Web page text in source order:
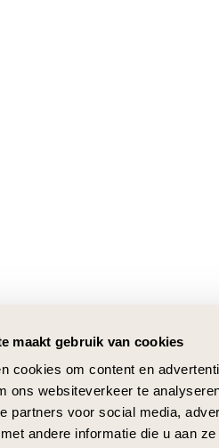
maakt gebruik van cookies
cookies om content en
ons websiteverkeer te
partners voor social media,
andere informatie die u aan